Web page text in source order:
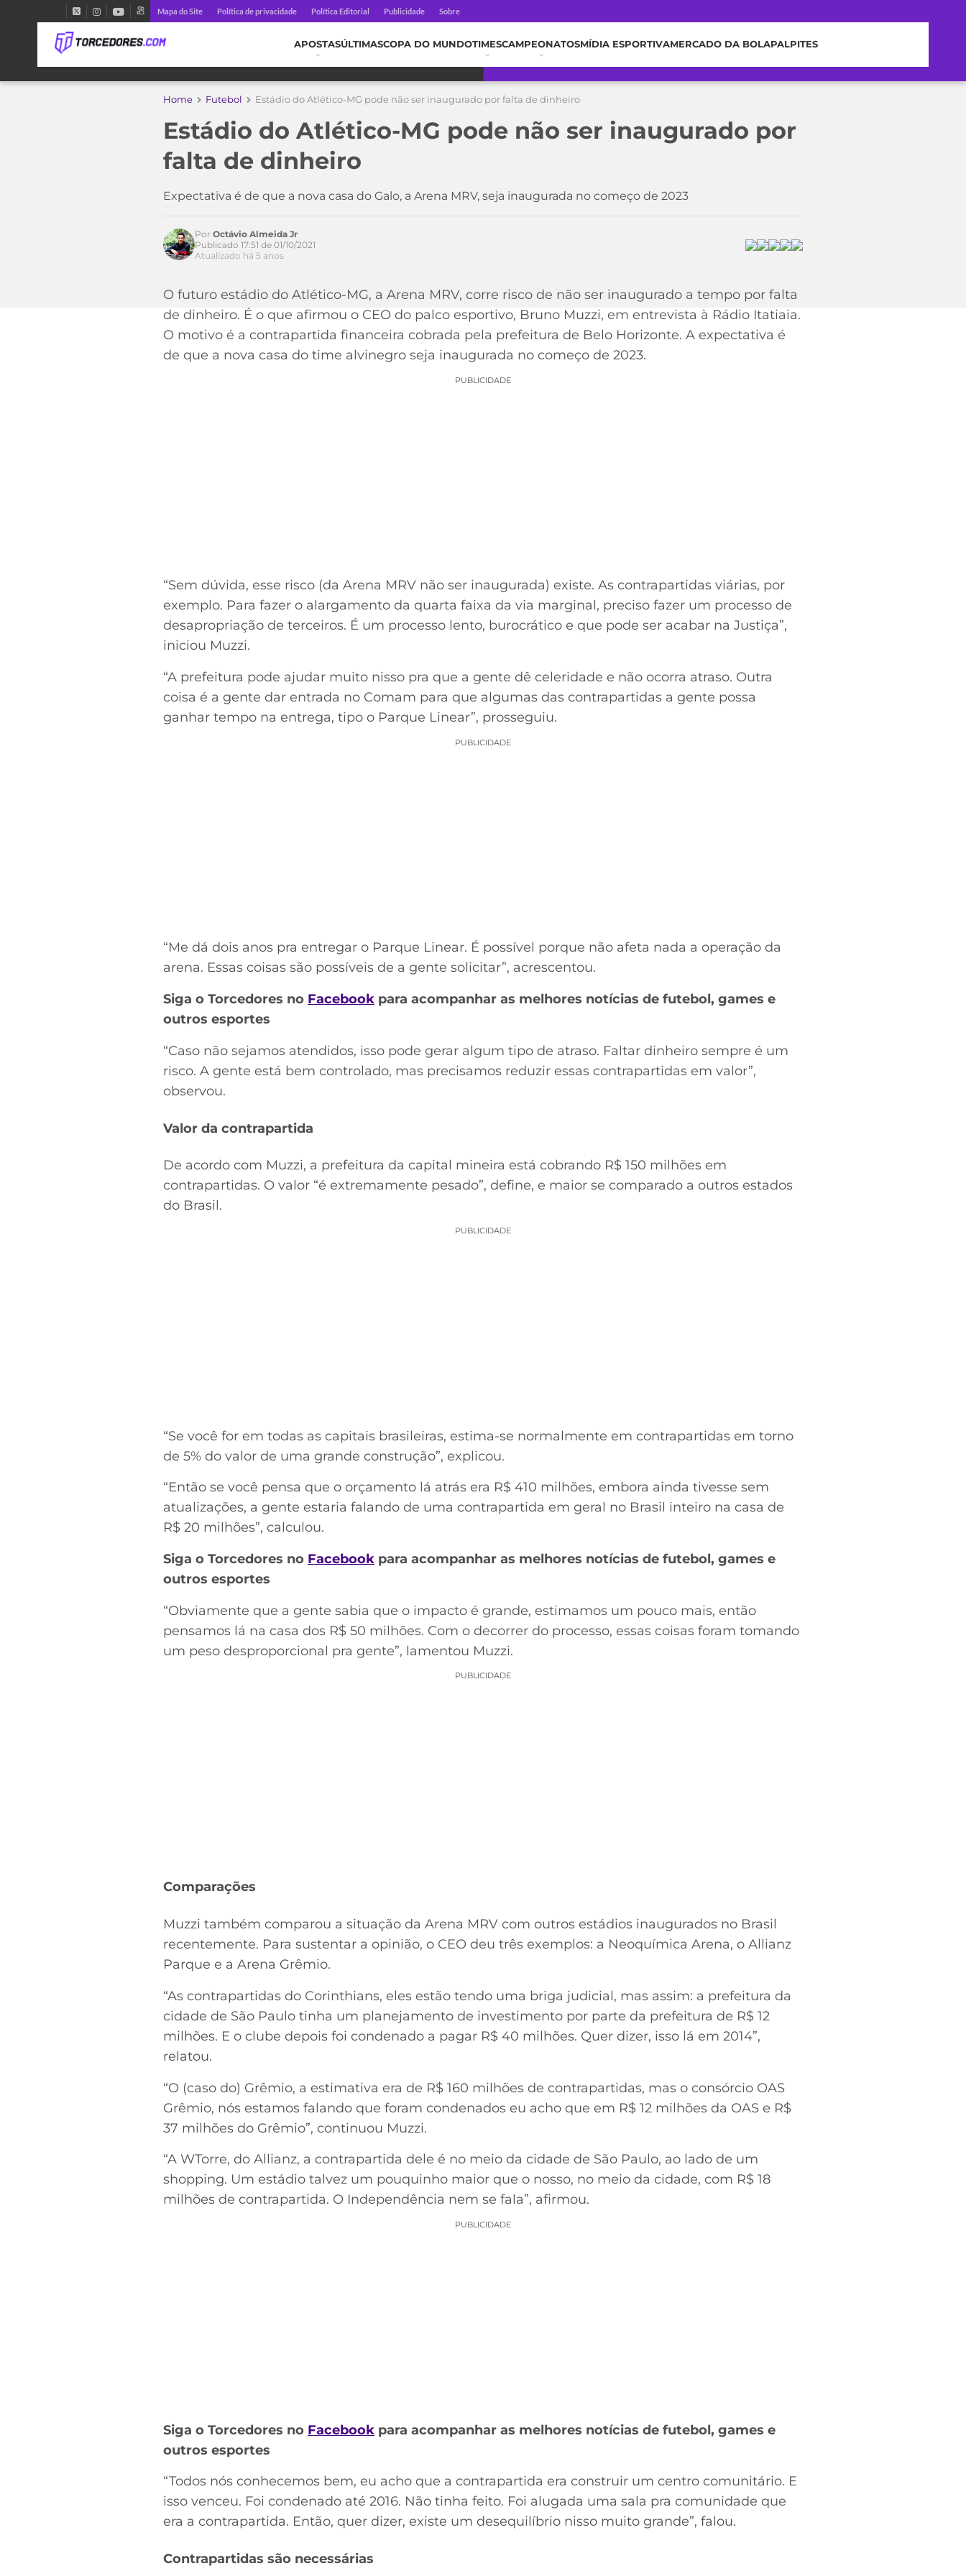
Mapa do Site Política de privacidade Política Editorial Publicidade Sobre
APOSTASÚLTIMASCOPA DO MUNDOTIMESCAMPEONATOSMÍDIA ESPORTIVAMERCADO DA BOLAPALPITES
Home Futebol Estádio do Atlético-MG pode não ser inaugurado por falta de dinheiro
Estádio do Atlético-MG pode não ser inaugurado por
falta de dinheiro
Expectativa é de que a nova casa do Galo, a Arena MRV, seja inaugurada no começo de 2023
Acesse o perfil do autor
Por Octávio Almeida Jr
Publicado 17:51 de 01/10/2021
Atualizado há 5 anos
O futuro estádio do Atlético-MG, a Arena MRV, corre risco de não ser inaugurado a tempo por falta
de dinheiro. É o que afirmou o CEO do palco esportivo, Bruno Muzzi, em entrevista à Rádio Itatiaia.
O motivo é a contrapartida financeira cobrada pela prefeitura de Belo Horizonte. A expectativa é
de que a nova casa do time alvinegro seja inaugurada no começo de 2023.
PUBLICIDADE
“Sem dúvida, esse risco (da Arena MRV não ser inaugurada) existe. As contrapartidas viárias, por
exemplo. Para fazer o alargamento da quarta faixa da via marginal, preciso fazer um processo de
desapropriação de terceiros. É um processo lento, burocrático e que pode ser acabar na Justiça”,
iniciou Muzzi.
“A prefeitura pode ajudar muito nisso pra que a gente dê celeridade e não ocorra atraso. Outra
coisa é a gente dar entrada no Comam para que algumas das contrapartidas a gente possa
ganhar tempo na entrega, tipo o Parque Linear”, prosseguiu.
PUBLICIDADE
“Me dá dois anos pra entregar o Parque Linear. É possível porque não afeta nada a operação da
arena. Essas coisas são possíveis de a gente solicitar”, acrescentou.
Siga o Torcedores no Facebook para acompanhar as melhores notícias de futebol, games e
outros esportes
“Caso não sejamos atendidos, isso pode gerar algum tipo de atraso. Faltar dinheiro sempre é um
risco. A gente está bem controlado, mas precisamos reduzir essas contrapartidas em valor”,
observou.
Valor da contrapartida
De acordo com Muzzi, a prefeitura da capital mineira está cobrando R$ 150 milhões em
contrapartidas. O valor “é extremamente pesado”, define, e maior se comparado a outros estados
do Brasil.
PUBLICIDADE
“Se você for em todas as capitais brasileiras, estima-se normalmente em contrapartidas em torno
de 5% do valor de uma grande construção”, explicou.
“Então se você pensa que o orçamento lá atrás era R$ 410 milhões, embora ainda tivesse sem
atualizações, a gente estaria falando de uma contrapartida em geral no Brasil inteiro na casa de
R$ 20 milhões”, calculou.
Siga o Torcedores no Facebook para acompanhar as melhores notícias de futebol, games e
outros esportes
“Obviamente que a gente sabia que o impacto é grande, estimamos um pouco mais, então
pensamos lá na casa dos R$ 50 milhões. Com o decorrer do processo, essas coisas foram tomando
um peso desproporcional pra gente”, lamentou Muzzi.
PUBLICIDADE
Comparações
Muzzi também comparou a situação da Arena MRV com outros estádios inaugurados no Brasil
recentemente. Para sustentar a opinião, o CEO deu três exemplos: a Neoquímica Arena, o Allianz
Parque e a Arena Grêmio.
“As contrapartidas do Corinthians, eles estão tendo uma briga judicial, mas assim: a prefeitura da
cidade de São Paulo tinha um planejamento de investimento por parte da prefeitura de R$ 12
milhões. E o clube depois foi condenado a pagar R$ 40 milhões. Quer dizer, isso lá em 2014”,
relatou.
“O (caso do) Grêmio, a estimativa era de R$ 160 milhões de contrapartidas, mas o consórcio OAS
Grêmio, nós estamos falando que foram condenados eu acho que em R$ 12 milhões da OAS e R$
37 milhões do Grêmio”, continuou Muzzi.
“A WTorre, do Allianz, a contrapartida dele é no meio da cidade de São Paulo, ao lado de um
shopping. Um estádio talvez um pouquinho maior que o nosso, no meio da cidade, com R$ 18
milhões de contrapartida. O Independência nem se fala”, afirmou.
PUBLICIDADE
Siga o Torcedores no Facebook para acompanhar as melhores notícias de futebol, games e
outros esportes
“Todos nós conhecemos bem, eu acho que a contrapartida era construir um centro comunitário. E
isso venceu. Foi condenado até 2016. Não tinha feito. Foi alugada uma sala pra comunidade que
era a contrapartida. Então, quer dizer, existe um desequilíbrio nisso muito grande”, falou.
Contrapartidas são necessárias